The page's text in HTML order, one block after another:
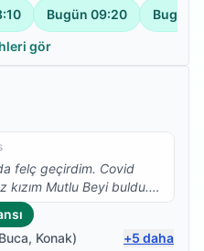
Bugün 09:20 Bugün
gör
felç geçirdim. Covid
Mutlu Beyi buldu.
, hastasına özen
insan. Kızım her yerde
ve birlikte çalışıyor
Buca, Konak) +5 daha